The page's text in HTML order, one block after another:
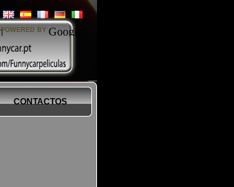
POWERED BY
CONTACTOS